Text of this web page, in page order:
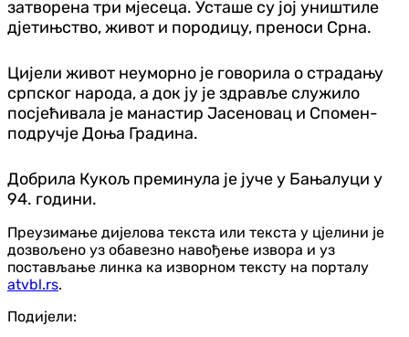
затворена три мјесеца. Усташе су јој уништиле
дјетињство, живот и породицу, преноси Срна.
Цијели живот неуморно је говорила о страдању
српског народа, а док ју је здравље служило
посјећивала је манастир Јасеновац и Спомен-
подручје Доња Градина.
Добрила Кукољ преминула је јуче у Бањалуци у
94. години.
Преузимање дијелова текста или текста у цјелини је
дозвољено уз обавезно навођење извора и уз
постављање линка ка изворном тексту на порталу
atvbl.rs.
Подијели: